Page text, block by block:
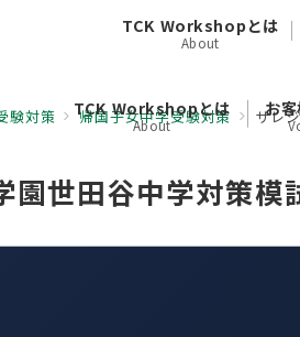
TCK Workshopとは
About
お
TCK Workshopとは
About
験対策 帰国子女中学受験対策 サレ
園世田谷中学対策模